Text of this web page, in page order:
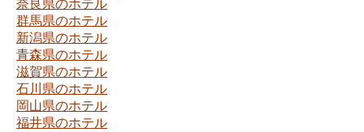
奈良県のホテル
群馬県のホテル
新潟県のホテル
青森県のホテル
滋賀県のホテル
石川県のホテル
岡山県のホテル
福井県のホテル